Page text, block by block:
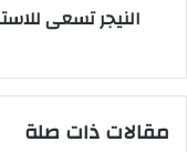
النيجر تسعى
مقالات ذات صلة